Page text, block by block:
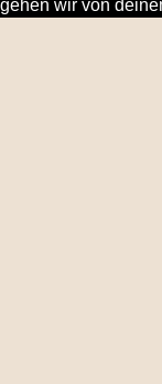
gehen wir von